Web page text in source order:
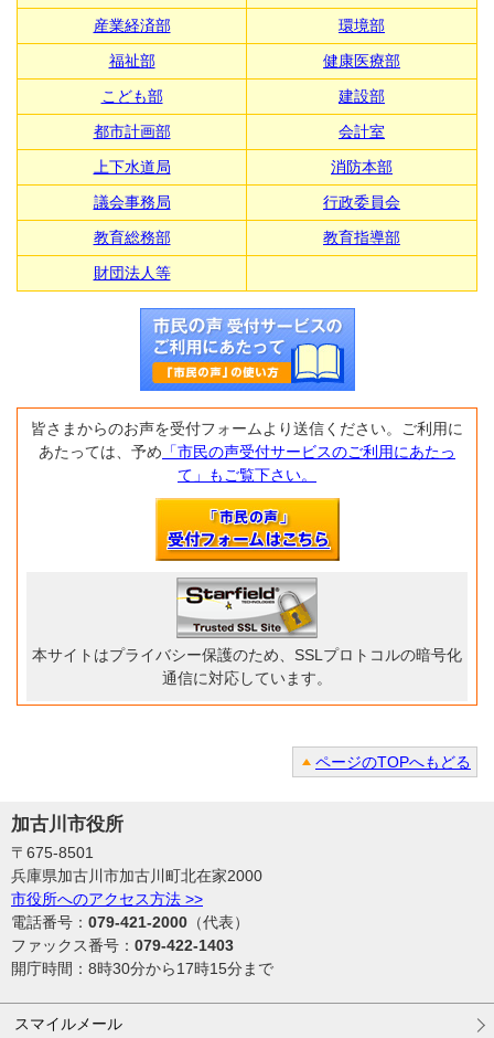
産業経済部
環境部
福祉部
健康医療部
こども部
建設部
都市計画部
会計室
上下水道局
消防本部
議会事務局
行政委員会
教育総務部
教育指導部
財団法人等
皆さまからのお声を受付フォームより送信ください。ご利用に
あたっては、予め 「市民の声受付サービスのご利用にあたっ
て」もご覧下さい。
本サイトはプライバシー保護のため、SSLプロトコルの暗号化
通信に対応しています。
ページのTOPへもどる
加古川市役所
〒675-8501
兵庫県加古川市加古川町北在家2000
市役所へのアクセス方法 >>
電話番号： 079-421-2000 （代表）
ファックス番号： 079-422-1403
開庁時間：8時30分から17時15分まで
スマイルメール